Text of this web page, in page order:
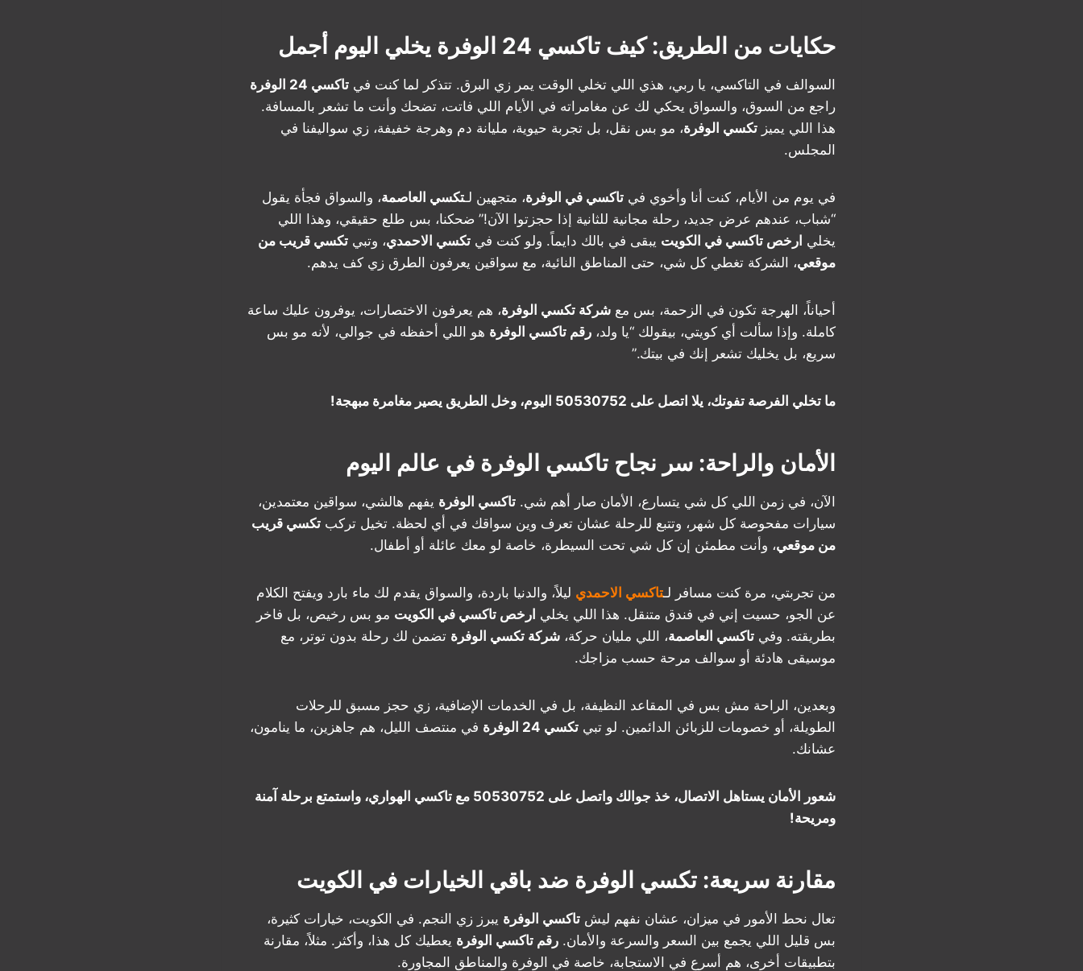
حكايات من الطريق: كيف تاكسي 24 الوفرة يخلي اليوم أجمل
السوالف في التاكسي، يا ربي، هذي اللي تخلي الوقت يمر زي البرق. تتذكر لما كنت في تاكسي 24 الوفرة
راجع من السوق، والسواق يحكي لك عن مغامراته في الأيام اللي فاتت، تضحك وأنت ما تشعر بالمسافة.
هذا اللي يميز تكسي الوفرة، مو بس نقل، بل تجربة حيوية، مليانة دم وهرجة خفيفة، زي سواليفنا في
المجلس.
في يوم من الأيام، كنت أنا وأخوي في تاكسي في الوفرة، متجهين لـتكسي العاصمة، والسواق فجأة يقول
“شباب، عندهم عرض جديد، رحلة مجانية للثانية إذا حجزتوا الآن!” ضحكنا، بس طلع حقيقي، وهذا اللي
يخلي ارخص تاكسي في الكويت يبقى في بالك دايماً. ولو كنت في تكسي الاحمدي، وتبي تكسي قريب من
موقعي، الشركة تغطي كل شي، حتى المناطق النائية، مع سواقين يعرفون الطرق زي كف يدهم.
أحياناً، الهرجة تكون في الزحمة، بس مع شركة تكسي الوفرة، هم يعرفون الاختصارات، يوفرون عليك ساعة
كاملة. وإذا سألت أي كويتي، بيقولك “يا ولد، رقم تاكسي الوفرة هو اللي أحفظه في جوالي، لأنه مو بس
سريع، بل يخليك تشعر إنك في بيتك.”
ما تخلي الفرصة تفوتك، يلا اتصل على 50530752 اليوم، وخل الطريق يصير مغامرة مبهجة!
الأمان والراحة: سر نجاح تاكسي الوفرة في عالم اليوم
الآن، في زمن اللي كل شي يتسارع، الأمان صار أهم شي. تاكسي الوفرة يفهم هالشي، سواقين معتمدين،
سيارات مفحوصة كل شهر، وتتبع للرحلة عشان تعرف وين سواقك في أي لحظة. تخيل تركب تكسي قريب
من موقعي، وأنت مطمئن إن كل شي تحت السيطرة، خاصة لو معك عائلة أو أطفال.
من تجربتي، مرة كنت مسافر لـتاكسي الاحمدي ليلاً، والدنيا باردة، والسواق يقدم لك ماء بارد ويفتح الكلام
عن الجو، حسيت إني في فندق متنقل. هذا اللي يخلي ارخص تاكسي في الكويت مو بس رخيص، بل فاخر
بطريقته. وفي تاكسي العاصمة، اللي مليان حركة، شركة تكسي الوفرة تضمن لك رحلة بدون توتر، مع
موسيقى هادئة أو سوالف مرحة حسب مزاجك.
وبعدين، الراحة مش بس في المقاعد النظيفة، بل في الخدمات الإضافية، زي حجز مسبق للرحلات
الطويلة، أو خصومات للزبائن الدائمين. لو تبي تكسي 24 الوفرة
في منتصف الليل، هم جاهزين، ما ينامون،
عشانك.
شعور الأمان يستاهل الاتصال، خذ جوالك واتصل على 50530752 مع تاكسي الهواري، واستمتع برحلة آمنة
ومريحة!
مقارنة سريعة: تكسي الوفرة ضد باقي الخيارات في الكويت
تعال نحط الأمور في ميزان، عشان نفهم ليش تاكسي الوفرة يبرز زي النجم. في الكويت، خيارات كثيرة،
بس قليل اللي يجمع بين السعر والسرعة والأمان. رقم تاكسي الوفرة يعطيك كل هذا، وأكثر. مثلاً، مقارنة
بتطبيقات أخرى، هم أسرع في الاستجابة، خاصة في الوفرة والمناطق المجاورة.